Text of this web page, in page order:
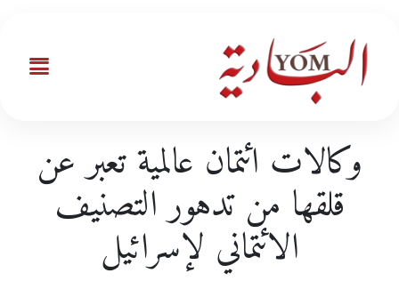
وكالات ائتمان عالمية تعبر عن
قلقها من تدهور التصنيف
الائتماني لإسرائيل